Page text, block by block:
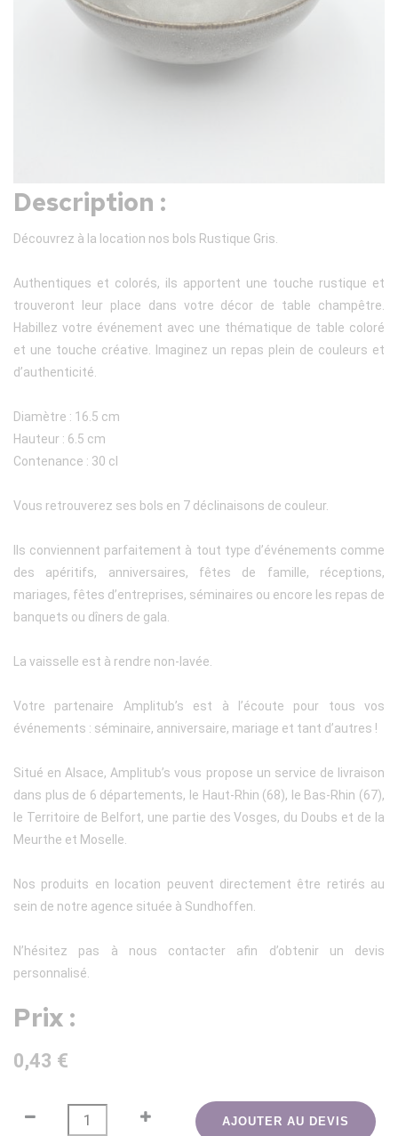
Description :
Découvrez à la location nos bols Rustique Gris.
Authentiques et colorés, ils apportent une touche rustique et
trouveront leur place dans votre décor de table champêtre.
Habillez votre événement avec une thématique de table coloré
et une touche créative. Imaginez un repas plein de couleurs et
d’authenticité.
Diamètre : 16.5 cm
Hauteur : 6.5 cm
Contenance : 30 cl
Vous retrouverez ses bols en 7 déclinaisons de couleur.
Ils conviennent parfaitement à tout type d’événements comme
des apéritifs, anniversaires, fêtes de famille, réceptions,
mariages, fêtes d’entreprises, séminaires ou encore les repas de
banquets ou dîners de gala.
La vaisselle est à rendre non-lavée.
Votre partenaire Amplitub’s est à l’écoute pour tous vos
événements : séminaire, anniversaire, mariage et tant d’autres !
Situé en Alsace, Amplitub’s vous propose un service de livraison
dans plus de 6 départements, le Haut-Rhin (68), le Bas-Rhin (67),
le Territoire de Belfort, une partie des Vosges, du Doubs et de la
Meurthe et Moselle.
Nos produits en location peuvent directement être retirés au
sein de notre agence située à Sundhoffen.
N’hésitez pas à nous contacter afin d’obtenir un devis
personnalisé.
Prix :
0,43 €
AJOUTER AU DEVIS